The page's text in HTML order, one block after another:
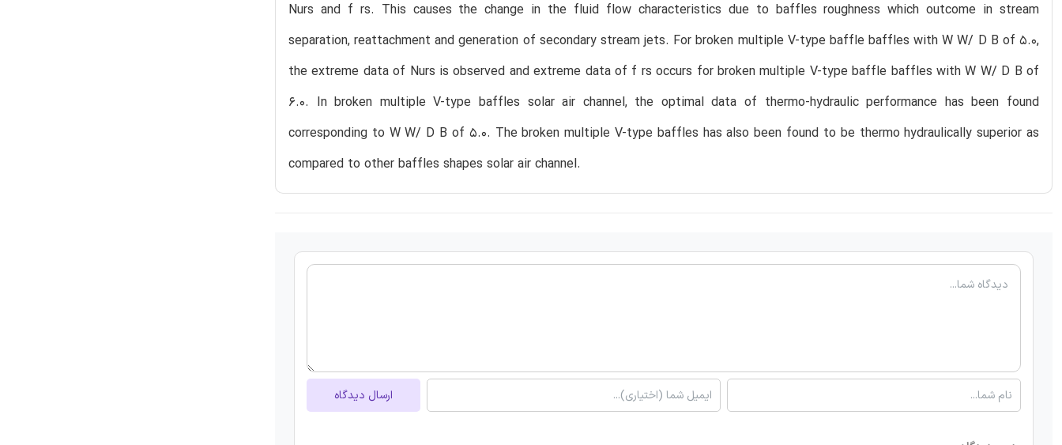
Nurs and f rs. This causes the change in the fluid flow characteristics due to baffles roughness which outcome in stream
separation, reattachment and generation of secondary stream jets. For broken multiple V-type baffle baffles with W W/ D B of 5.0,
the extreme data of Nurs is observed and extreme data of f rs occurs for broken multiple V-type baffle baffles with W W/ D B of
6.0. In broken multiple V-type baffles solar air channel, the optimal data of thermo-hydraulic performance has been found
corresponding to W W/ D B of 5.0. The broken multiple V-type baffles has also been found to be thermo hydraulically superior as
compared to other baffles shapes solar air channel.
ارسال دیدگاه